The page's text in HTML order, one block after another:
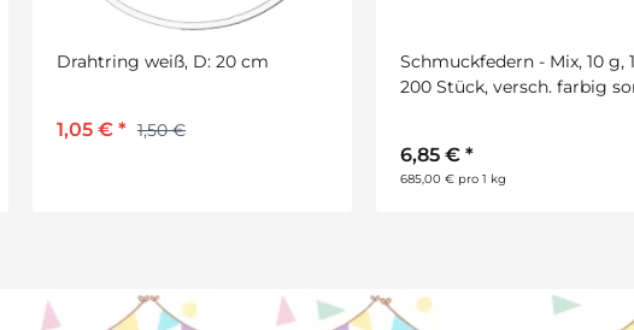
Schmuckfedern - Mix, 10 g, 180-
Chenilledraht Pfeifenputzer
14 mm L: ca. 50 cm, 100
13,20 €*